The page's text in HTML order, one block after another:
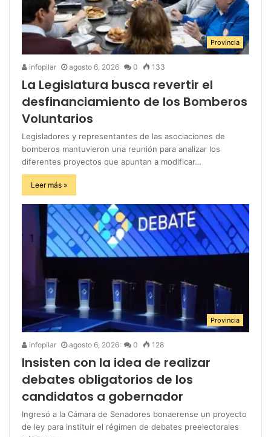
Provincia
infopilar agosto 6, 2026 0 133
La Legislatura busca revertir el
desfinanciamiento de los Bomberos
Voluntarios
Legisladores y representantes de las asociaciones de
bomberos mantuvieron una reunión para analizar los
diferentes proyectos que apuntan a modificar…
Leer más »
Provincia
infopilar agosto 6, 2026 0 128
Insisten con la idea de realizar
debates obligatorios de los
candidatos a gobernador
Ingresó a la Cámara de Senadores bonaerense un proyecto
de ley para instituir el régimen de debates preelectorales